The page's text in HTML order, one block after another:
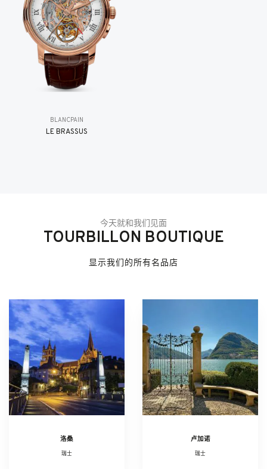
BLANCPAIN
LE BRASSUS
今天就和我们见面
TOURBILLON BOUTIQUE
显示我们的所有名品店
洛桑
瑞士
卢加诺
瑞士